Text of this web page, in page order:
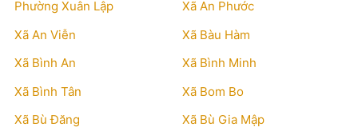
Phường Xuân Lập
Xã An Phước
Xã An Viễn
Xã Bàu Hàm
Xã Bình An
Xã Bình Minh
Xã Bình Tân
Xã Bom Bo
Xã Bù Đăng
Xã Bù Gia Mập